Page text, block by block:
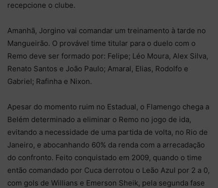
recepcione o clube.
Amanhã, Jorgino vai comandar um treinamento à tarde no
Mangueirão. O provável time titular para o duelo com o
Remo deve ser formado por: Felipe; Léo Moura, Alex Silva,
Renato Santos e João Paulo; Amaral, Elias, Rodolfo e
Gabriel; Rafinha e Nixon.
Apesar do momento ruim no Estadual, o Flamengo chega a
Belém determinado a eliminar o Remo no jogo de ida,
evitando a necessidade de uma partida de volta, no Rio de
Janeiro, e abocanhando 60% da renda com a arrecadação
do confronto. Feito conquistado em 2009, quando o time
então comandado por Cuca derrotou o Leão Azul por 2 a 0,
com gols de Willians e Emerson Sheik, pela segunda fase